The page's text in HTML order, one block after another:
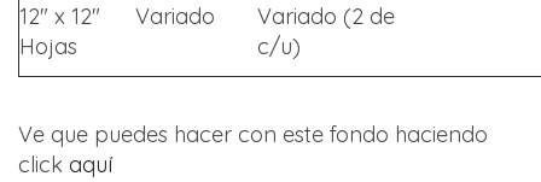
12″ x 12″
Hojas
Variado
Variado (2 de
c/u)
Ve que puedes hacer con este fondo haciendo
click aquí